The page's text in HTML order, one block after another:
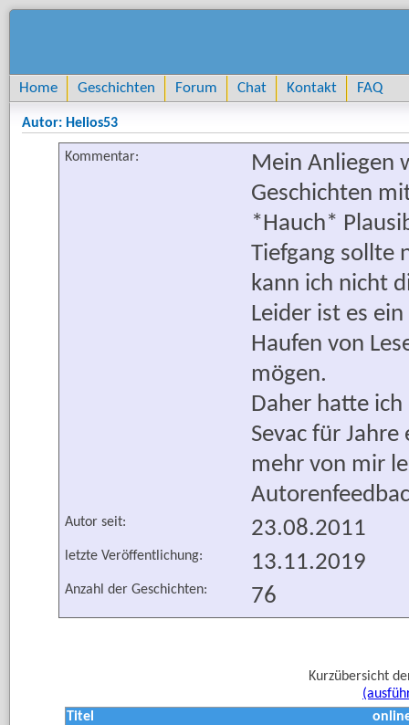
Home Geschichten Forum Chat Kontakt FAQ
Autor: Helios53
Kommentar:
Mein Anliegen
Geschichten
*Hauch*
Tiefgang sollte
kann ich nicht
Leider ist es
Haufen von
mögen.
Daher hatte
Sevac für
mehr von mir
Autor seit: 23.08.2011
letzte Veröffentlichung: 13.11.2019
Anzahl der Geschichten: 76
Kurzübersicht
Titel